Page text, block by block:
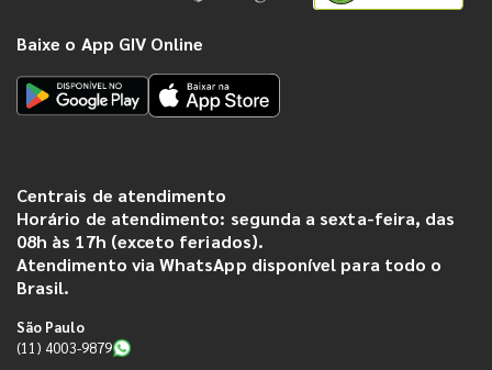
Baixe o App GIV Online
Centrais de atendimento
Horário de atendimento: segunda a sexta-feira, das
08h às 17h (exceto feriados).
Atendimento via WhatsApp disponível para todo o
Brasil.
São Paulo
(11) 4003-9879